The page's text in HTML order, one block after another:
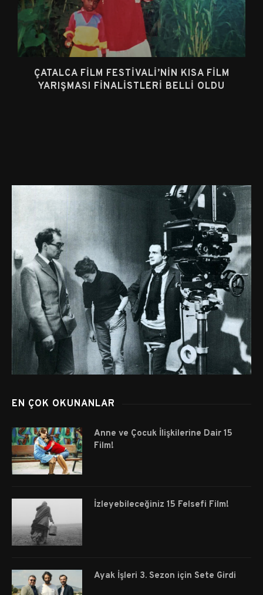
ÇATALCA FILM FESTIVALI’NIN KISA FILM
YARIŞMASI FINALISTLERI BELLI OLDU
EN ÇOK OKUNANLAR
Anne ve Çocuk İlişkilerine Dair 15
Film!
İzleyebileceğiniz 15 Felsefi Film!
Ayak İşleri 3. Sezon için Sete Girdi